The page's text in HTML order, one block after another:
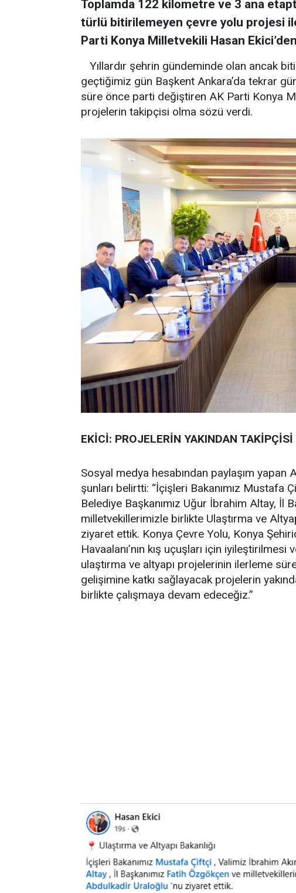
Toplamda 122 kilometre ve 3 ana
türlü bitirilemeyen çevre yolu projesi
Parti Konya Milletvekili Hasan
Yıllardır şehrin gündeminde olan ancak
geçtiğimiz gün Başkent Ankara’da tekrar
süre önce parti değiştiren AK Parti Konya
projelerin takipçisi olma sözü verdi.
EKİCİ: PROJELERİN YAKINDAN
Sosyal medya hesabından paylaşım
şunları belirtti: “İçişleri Bakanımız Mustafa
Belediye Başkanımız Uğur İbrahim Altay, İl
milletvekillerimizle birlikte Ulaştırma ve
ziyaret ettik. Konya Çevre Yolu, Konya
Havaalanı’nın kış uçuşları için iyileştirilmesi
ulaştırma ve altyapı projelerinin ilerleme
gelişimine katkı sağlayacak projelerin
birlikte çalışmaya devam edeceğiz.”